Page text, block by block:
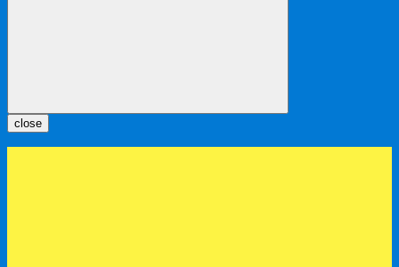
close